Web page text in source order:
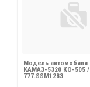
Модель автомобиля
КАМАЗ-5320 КО-505 /
777.SSM1283